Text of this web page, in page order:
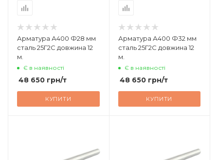
Арматура А400 Ф28 мм
сталь 25Г2С довжина 12
м.
Є в наявності
48 650 грн/т
КУПИТИ
Арматура А400 Ф32 мм
сталь 25Г2С довжина 12
м.
Є в наявності
48 650грн/т
КУПИТИ